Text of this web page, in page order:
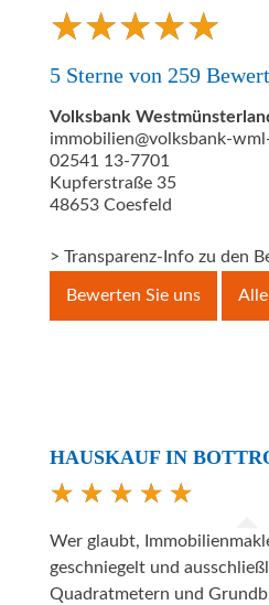
★★★★★
★★★★★
5 Sterne von 259
Volksbank
immobilien@volksbank-
02541 13-7701
Kupferstraße 35
48653 Coesfeld
> Transparenz-Info zu den
Bewerten Sie uns
HAUSKAUF IN
Wer glaubt,
geschniegelt und
Quadratmetern und